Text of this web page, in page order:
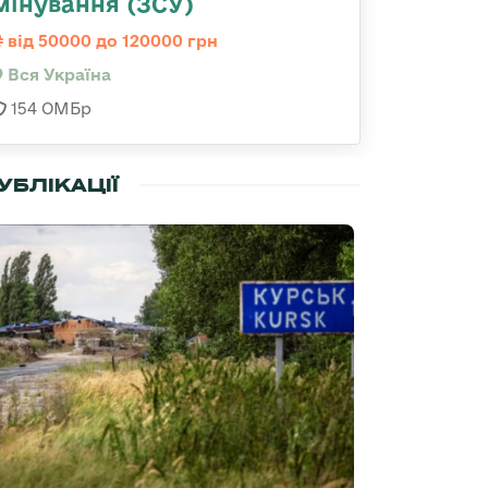
від 50000 до 120000 грн
Вся Україна
154 ОМБр